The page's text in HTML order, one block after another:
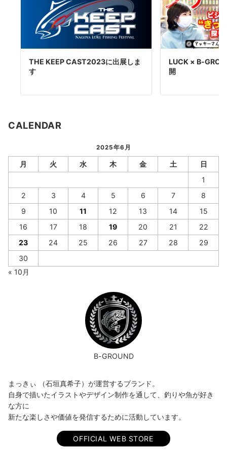
THE KEEP CAST2023に出展しま
す
LUCK × B-
開
CALENDAR
2025年6月
月 火 水 木 金 土
日
1
2
3 4 5 6 7
8
9
10 11 12 13 14
15
16
17 18 19 20 21
22
23
24 25 26 27 28
29
30
« 10月
B-GROUND
まっきぃ （石垣真希子）が運営するブランド。
自身で描いたイラストやデザイン制作を通して、釣りや魚が好き
な方に
新たな楽しさや価値を発信するために活動しています。
OFFICIAL WEB STORE